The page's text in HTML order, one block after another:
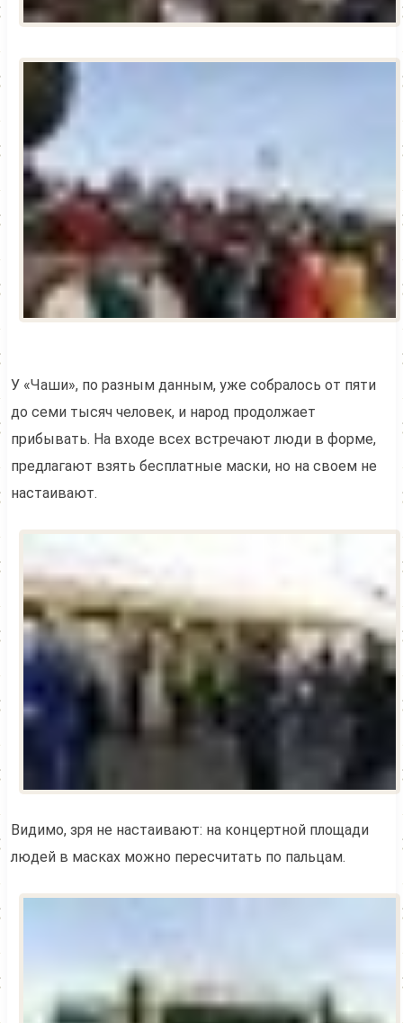
У «Чаши», по разным данным, уже собралось от пяти
до семи тысяч человек, и народ продолжает
прибывать. На входе всех встречают люди в форме,
предлагают взять бесплатные маски, но на своем не
настаивают.
Видимо, зря не настаивают: на концертной площади
людей в масках можно пересчитать по пальцам.